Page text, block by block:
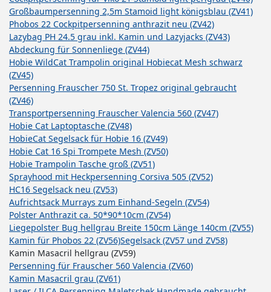
Großbaumpersenning 2,5m Stamoid light königsblau (ZV41)
Phobos 22 Cockpitpersenning anthrazit neu (ZV42)
Lazybag PH 24.5 grau inkl. Kamin und Lazyjacks (ZV43)
Abdeckung für Sonnenliege (ZV44)
Hobie WildCat Trampolin original Hobiecat Mesh schwarz
(ZV45)
Persenning Frauscher 750 St. Tropez original gebraucht
(ZV46)
Transportpersenning Frauscher Valencia 560 (ZV47)
Hobie Cat Laptoptasche (ZV48)
HobieCat Segelsack für Hobie 16 (ZV49)
Hobie Cat 16 Spi Trompete Mesh (ZV50)
Hobie Trampolin Tasche groß (ZV51)
Sprayhood mit Heckpersenning Corsiva 505 (ZV52)
HC16 Segelsack neu (ZV53)
Aufrichtsack Murrays zum Einhand-Segeln (ZV54)
Polster Anthrazit ca. 50*90*10cm (ZV54)
Liegepolster Bug hellgrau Breite 150cm Länge 140cm (ZV55)
Kamin für Phobos 22 (ZV56)Segelsack (ZV57 und ZV58)
Kamin Masacril hellgrau (ZV59)
Persenning für Frauscher 560 Valencia (ZV60)
Kamin Masacril grau (ZV61)